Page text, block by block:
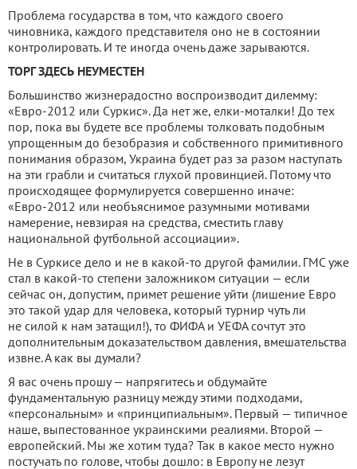
Проблема государства в том, что каждого своего
чиновника, каждого представителя оно не в состоянии
контролировать. И те иногда очень даже зарываются.
ТОРГ ЗДЕСЬ НЕУМЕСТЕН
Большинство жизнерадостно воспроизводит дилемму:
«Евро-2012 или Суркис». Да нет же, елки-моталки! До тех
пор, пока вы будете все проблемы толковать подобным
упрощенным до безобразия и собственного примитивного
понимания образом, Украина будет раз за разом наступать
на эти грабли и считаться глухой провинцией. Потому что
происходящее формулируется совершенно иначе:
«Евро-2012 или необъяснимое разумными мотивами
намерение, невзирая на средства, сместить главу
национальной футбольной ассоциации».
Не в Суркисе дело и не в какой-то другой фамилии. ГМС уже
стал в какой-то степени заложником ситуации — если
сейчас он, допустим, примет решение уйти (лишение Евро
это такой удар для человека, который турнир чуть ли
не силой к нам затащил!), то ФИФА и УЕФА сочтут это
дополнительным доказательством давления, вмешательства
извне. А как вы думали?
Я вас очень прошу — напрягитесь и обдумайте
фундаментальную разницу между этими подходами,
«персональным» и «принципиальным». Первый — типичное
наше, выпестованное украинскими реалиями. Второй —
европейский. Мы же хотим туда? Так в какое место нужно
постучать по голове, чтобы дошло: в Европу не лезут